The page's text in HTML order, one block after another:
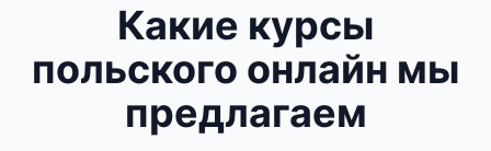
Какие курсы
польского онлайн мы
предлагаем